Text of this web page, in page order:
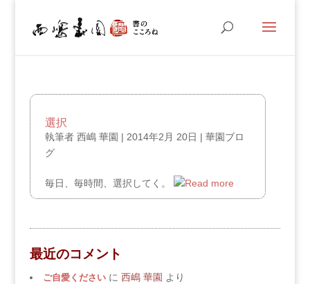
選択
執筆者 西嶋 華園 | 2014年2月 20日 | 華園ブロ
グ
毎日、毎時間、選択してく。
最近のコメント
ご自愛くださいに 西嶋 華園 より